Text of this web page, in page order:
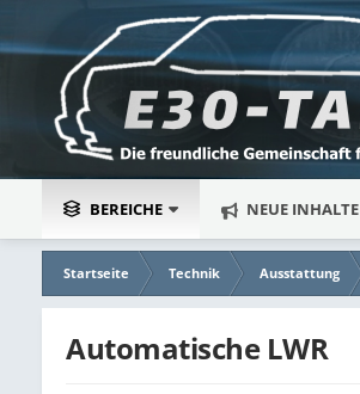
BEREICHE NEUE INHALTE
Startseite Technik Ausstattung
Automatische LWR